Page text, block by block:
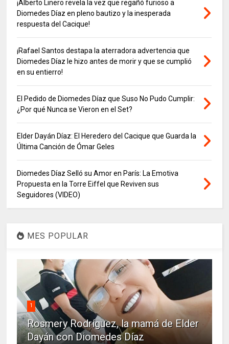
¡Alberto Linero revela la vez que regañó furioso a
Diomedes Díaz en pleno bautizo y la inesperada
respuesta del Cacique!
¡Rafael Santos destapa la aterradora advertencia que
Diomedes Díaz le hizo antes de morir y que se cumplió
en su entierro!
El Pedido de Diomedes Díaz que Suso No Pudo Cumplir:
¿Por qué Nunca se Vieron en el Set?
Elder Dayán Díaz: El Heredero del Cacique que Guarda la
Última Canción de Ómar Geles
Diomedes Díaz Selló su Amor en París: La Emotiva
Propuesta en la Torre Eiffel que Reviven sus
Seguidores (VIDEO)
MES POPULAR
1
Rosmery Rodríguez, la mamá de Elder
Dayán con Diomedes Díaz